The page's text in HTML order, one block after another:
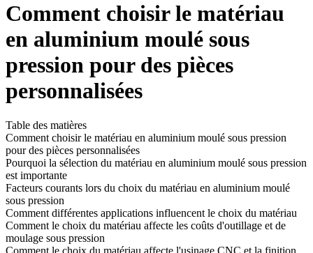
Comment choisir le matériau
en aluminium moulé sous
pression pour des pièces
personnalisées
Table des matières
Comment choisir le matériau en aluminium moulé sous pression
pour des pièces personnalisées
Pourquoi la sélection du matériau en aluminium moulé sous pression
est importante
Facteurs courants lors du choix du matériau en aluminium moulé
sous pression
Comment différentes applications influencent le choix du matériau
Comment le choix du matériau affecte les coûts d'outillage et de
moulage sous pression
Comment le choix du matériau affecte l'usinage CNC et la finition